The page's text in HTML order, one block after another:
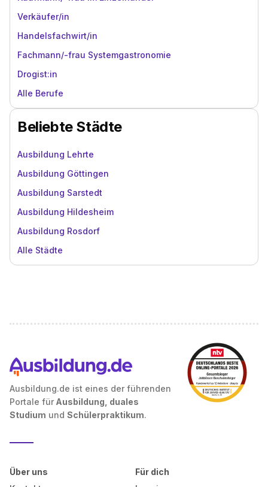
Verkäufer/in
Handelsfachwirt/in
Fachmann/-frau Systemgastronomie
Drogist:in
Alle Berufe
Beliebte Städte
Ausbildung Lehrte
Ausbildung Göttingen
Ausbildung Sarstedt
Ausbildung Hildesheim
Ausbildung Rosdorf
Alle Städte
Ausbildung.de ist eines der führenden
Portale für Ausbildung, duales
Studium und Schülerpraktikum.
Über uns
Für dich